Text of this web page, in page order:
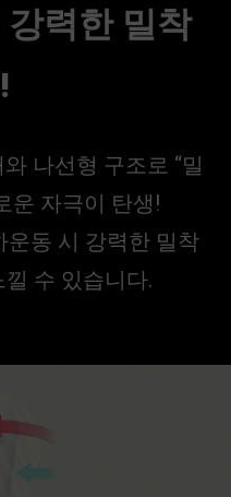
력한 밀착
나선형 구조로 “밀
운 자극이 탄생!
운동 시 강력한 밀착
수 있습니다.